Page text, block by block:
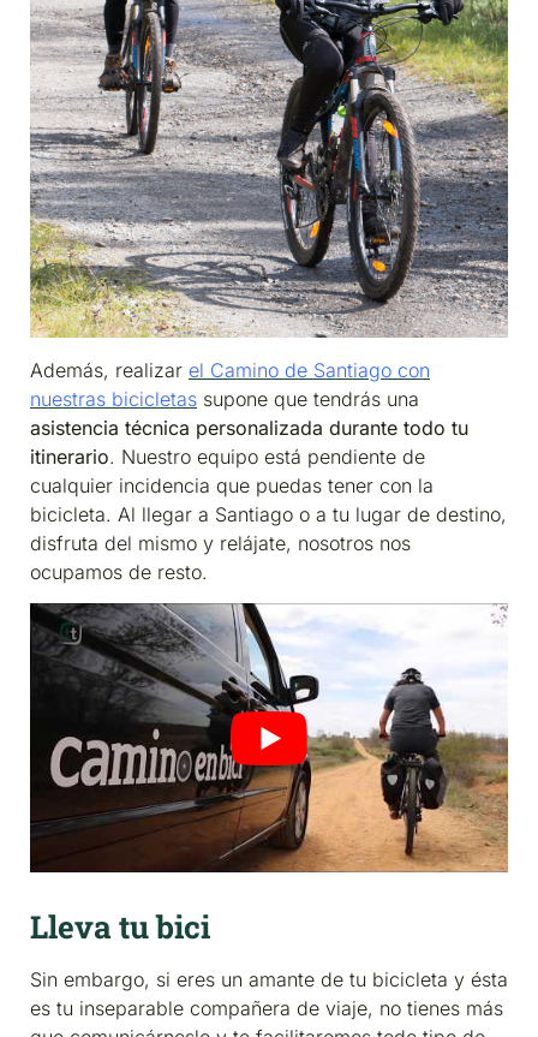
Además, realizar el Camino de Santiago con
nuestras bicicletas supone que tendrás una
asistencia técnica personalizada durante todo tu
itinerario. Nuestro equipo está pendiente de
cualquier incidencia que puedas tener con la
bicicleta. Al llegar a Santiago o a tu lugar de destino,
disfruta del mismo y relájate, nosotros nos
ocupamos de resto.
Lleva tu bici
Sin embargo, si eres un amante de tu bicicleta y ésta
es tu inseparable compañera de viaje, no tienes más